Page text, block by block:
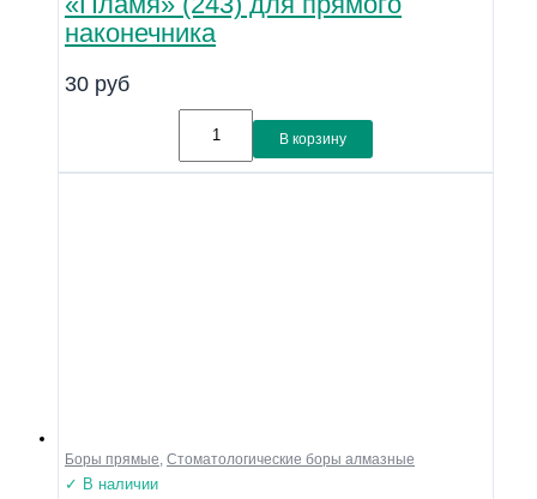
наконечника
30 руб
В корзину
Боры прямые Стоматологические боры алмазные
✓ В наличии